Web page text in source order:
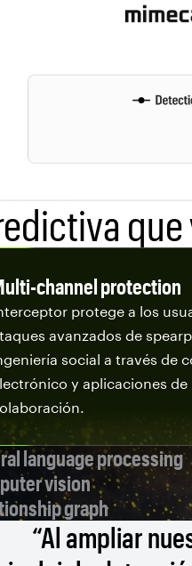
que
channel protection
protege a los
avanzados de
social a través de
y aplicaciones de
language processing
vision
graph
“Al ampliar